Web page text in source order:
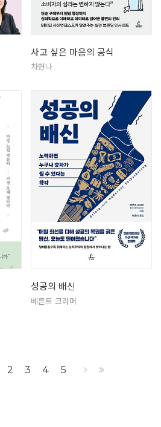
사고 싶은 마음의 공식
차현나
성공의 배신
베른트 크라머
2 3 4 5